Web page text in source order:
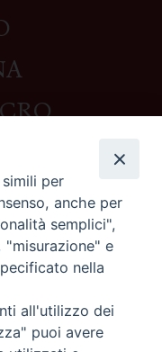
per
anche per
semplici",
"misurazione" e
nella
all'utilizzo dei
puoi avere